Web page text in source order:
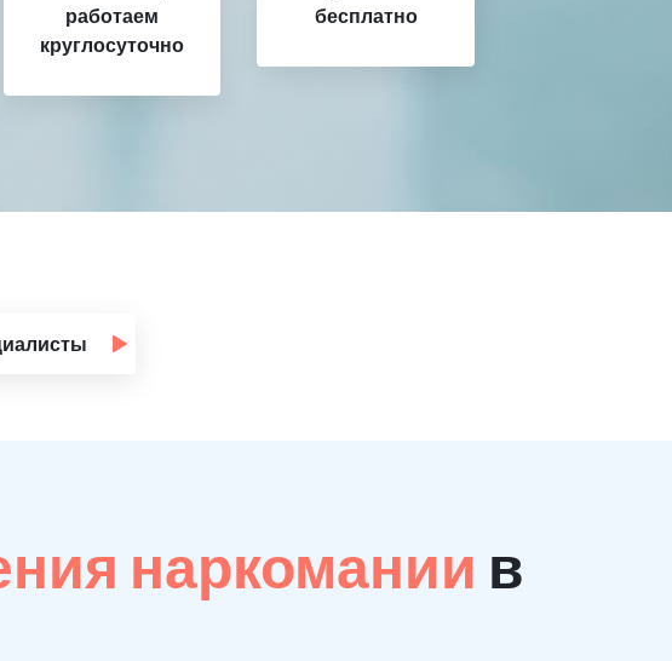
работаем
круглосуточно
бесплатно
наркомании в